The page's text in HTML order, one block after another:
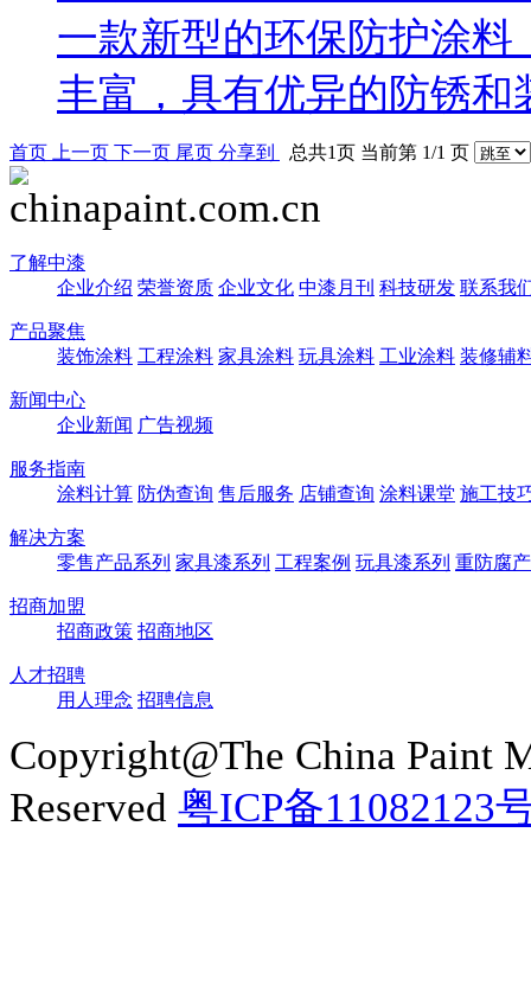
一款新型的环保防护涂
丰富，具有优异的防锈和
首页 上一页 下一页 尾页 分享到 总共1页 当前第 1/1 页
了解中漆
企业介绍 荣誉资质 企业文化 中漆月刊 科技研发 联系我
产品聚焦
装饰涂料 工程涂料 家具涂料 玩具涂料 工业涂料 装修辅
新闻中心
企业新闻 广告视频
服务指南
涂料计算 防伪查询 售后服务 店铺查询 涂料课堂 施工技
解决方案
零售产品系列 家具漆系列 工程案例 玩具漆系列 重防腐
招商加盟
招商政策 招商地区
人才招聘
用人理念 招聘信息
Copyright@The China Paint
Reserved 粤ICP备11082123